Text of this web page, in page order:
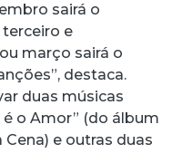
sairá o
terceiro e
março sairá o
destaca.
duas músicas
é o Amor” (do álbum
Cena) e outras duas